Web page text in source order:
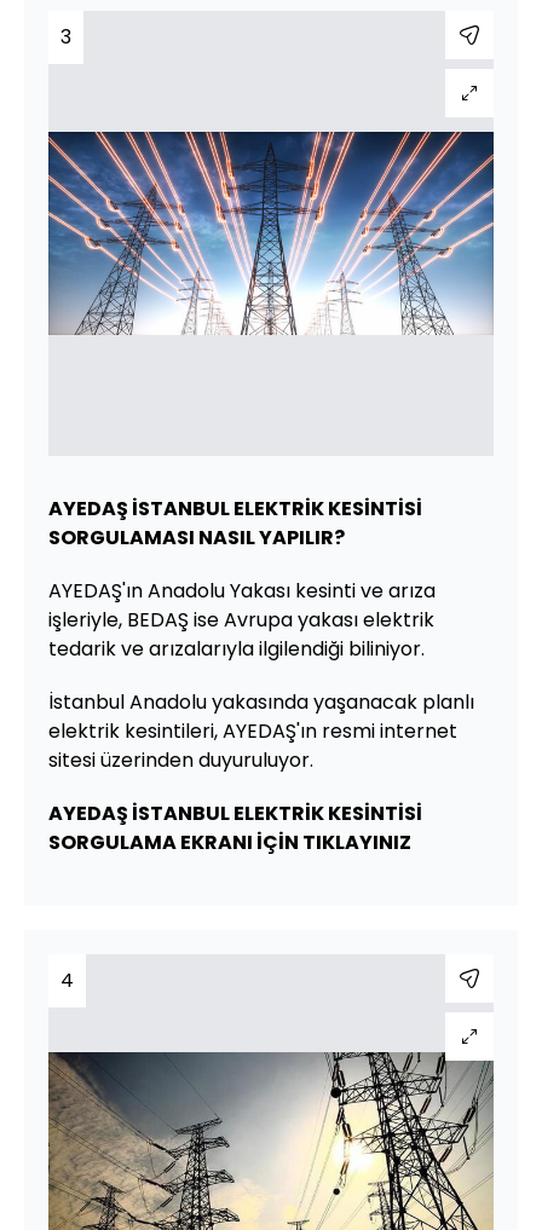
3
AYEDAŞ İSTANBUL ELEKTRİK KESİNTİSİ
SORGULAMASI NASIL YAPILIR?
AYEDAŞ'ın Anadolu Yakası kesinti ve arıza
işleriyle, BEDAŞ ise Avrupa yakası elektrik
tedarik ve arızalarıyla ilgilendiği biliniyor.
İstanbul Anadolu yakasında yaşanacak planlı
elektrik kesintileri, AYEDAŞ'ın resmi internet
sitesi üzerinden duyuruluyor.
AYEDAŞ İSTANBUL ELEKTRİK KESİNTİSİ
SORGULAMA EKRANI İÇİN TIKLAYINIZ
4